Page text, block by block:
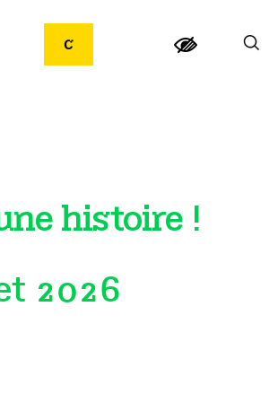
histoire !
2026